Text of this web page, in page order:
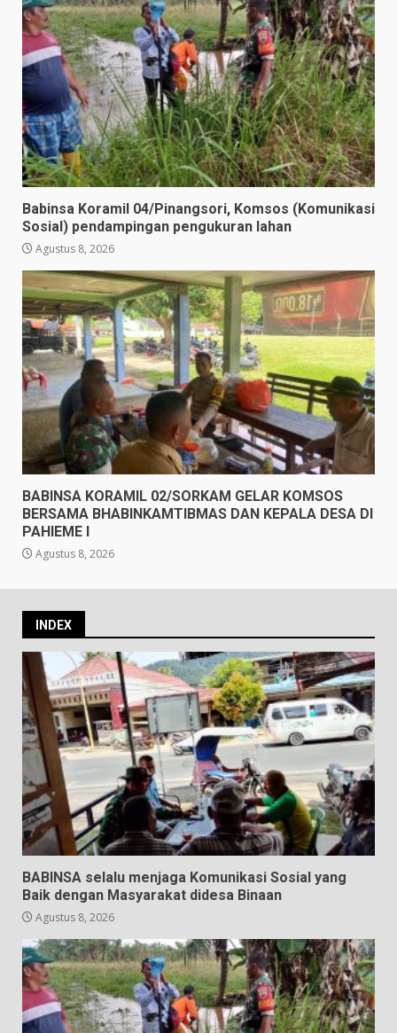
Babinsa Koramil 04/Pinangsori, Komsos (Komunikasi
Sosial) pendampingan pengukuran lahan
Agustus 8, 2026
BABINSA KORAMIL 02/SORKAM GELAR KOMSOS
BERSAMA BHABINKAMTIBMAS DAN KEPALA DESA DI
PAHIEME I
Agustus 8, 2026
INDEX
BABINSA selalu menjaga Komunikasi Sosial yang
Baik dengan Masyarakat didesa Binaan
Agustus 8, 2026